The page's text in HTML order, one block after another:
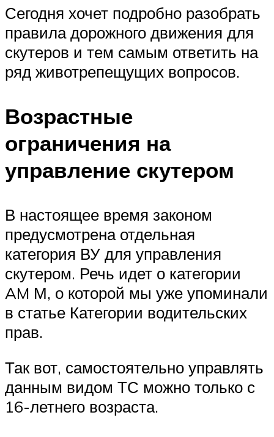
Сегодня хочет подробно разобрать
правила дорожного движения для
скутеров и тем самым ответить на
ряд животрепещущих вопросов.
Возрастные
ограничения на
управление скутером
В настоящее время законом
предусмотрена отдельная
категория ВУ для управления
скутером. Речь идет о категории
AM М, о которой мы уже упоминали
в статье Категории водительских
прав.
Так вот, самостоятельно управлять
данным видом ТС можно только с
16-летнего возраста.